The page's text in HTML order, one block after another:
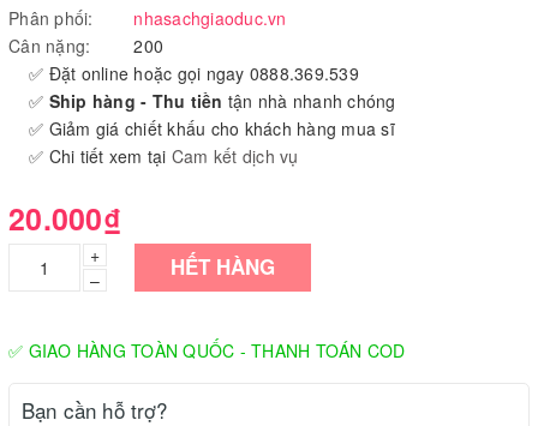
Phân phối:
nhasachgiaoduc.vn
Cân nặng:
200
✅ Đặt online hoặc gọi ngay 0888.369.539
✅ Ship hàng - Thu tiền tận nhà nhanh chóng
✅ Giảm giá chiết khấu cho khách hàng mua sĩ
✅ Chi tiết xem tại Cam kết dịch vụ
20.000₫
+
–
HẾT HÀNG
✅ GIAO HÀNG TOÀN QUỐC - THANH TOÁN COD
Bạn cần hỗ trợ?